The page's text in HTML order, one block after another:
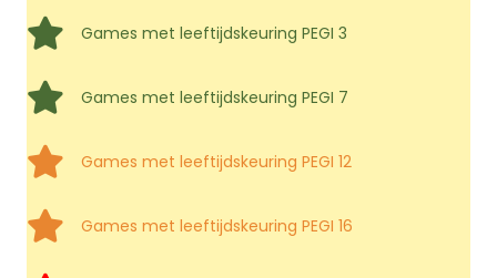
Games met leeftijdskeuring PEGI 3
Games met leeftijdskeuring PEGI 7
Games met leeftijdskeuring PEGI 12
Games met leeftijdskeuring PEGI 16